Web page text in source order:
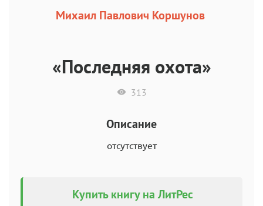
Михаил Павлович Коршунов
«Последняя охота»
313
Описание
отсутствует
Купить книгу на ЛитРес